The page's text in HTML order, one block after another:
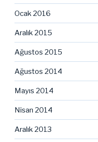
Ocak 2016
Aralık 2015
Ağustos 2015
Ağustos 2014
Mayıs 2014
Nisan 2014
Aralık 2013